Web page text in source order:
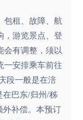
包租、故障、航
，游览景点、登
会有调整，须以
一安排乘车前往
段一般是在涪
在巴东/归州/秭
外补偿。本预订